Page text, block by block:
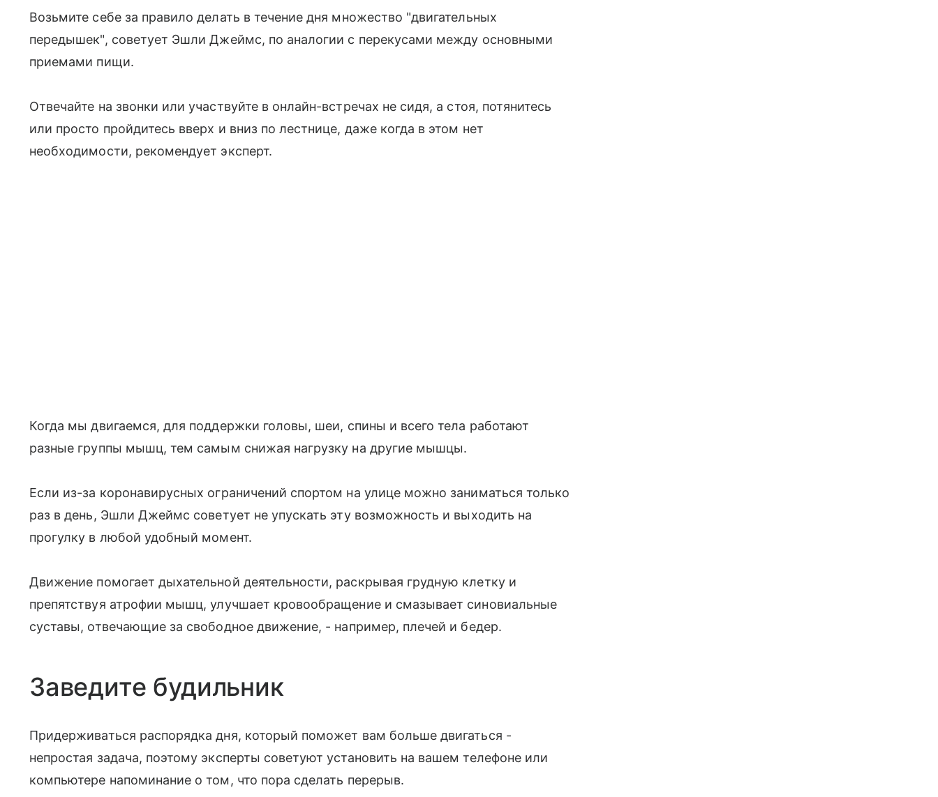
Возьмите себе за правило делать в течение дня множество "двигательных
передышек", советует Эшли Джеймс, по аналогии с перекусами между основными
приемами пищи.
Отвечайте на звонки или участвуйте в онлайн-встречах не сидя, а стоя, потянитесь
или просто пройдитесь вверх и вниз по лестнице, даже когда в этом нет
необходимости, рекомендует эксперт.
Когда мы двигаемся, для поддержки головы, шеи, спины и всего тела работают
разные группы мышц, тем самым снижая нагрузку на другие мышцы.
Если из-за коронавирусных ограничений спортом на улице можно заниматься только
раз в день, Эшли Джеймс советует не упускать эту возможность и выходить на
прогулку в любой удобный момент.
Движение помогает дыхательной деятельности, раскрывая грудную клетку и
препятствуя атрофии мышц, улучшает кровообращение и смазывает синовиальные
суставы, отвечающие за свободное движение, - например, плечей и бедер.
Заведите будильник
Придерживаться распорядка дня, который поможет вам больше двигаться -
непростая задача, поэтому эксперты советуют установить на вашем телефоне или
компьютере напоминание о том, что пора сделать перерыв.